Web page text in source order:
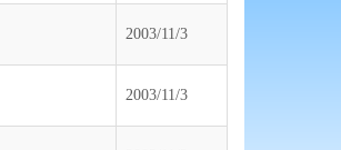
2003/11/3
2003/11/3